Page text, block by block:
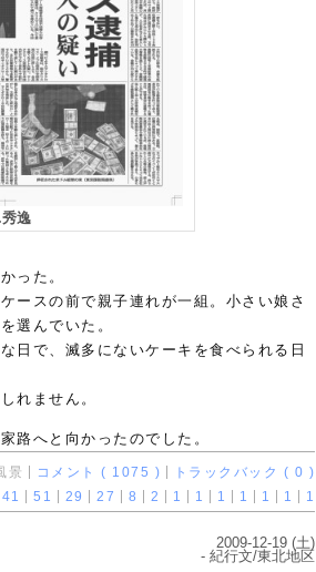
逸
った。
ースの前で親子連れが一組。小さい娘さ
選んでいた。
日で、滅多にないケーキを食べられる日
れません。
路へと向かったのでした。
景 コメント ( 1075 )
トラックバック ( 0 )
51 29 27 8 2 1 1 1 1 1 1 1
2009-12-19 (土)
- 紀行文/東北地区